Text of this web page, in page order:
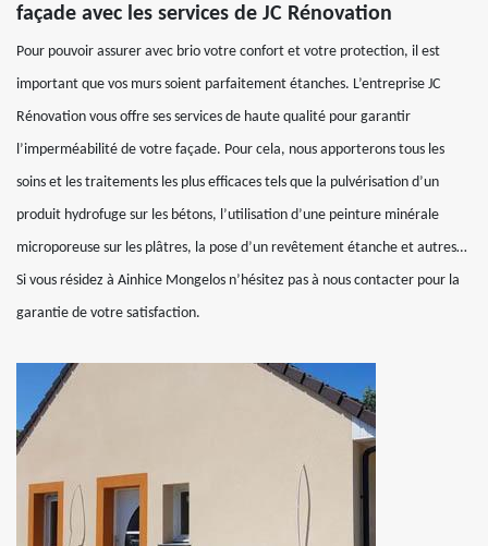
façade avec les services de JC Rénovation
Pour pouvoir assurer avec brio votre confort et votre protection, il est
important que vos murs soient parfaitement étanches. L’entreprise JC
Rénovation vous offre ses services de haute qualité pour garantir
l’imperméabilité de votre façade. Pour cela, nous apporterons tous les
soins et les traitements les plus efficaces tels que la pulvérisation d’un
produit hydrofuge sur les bétons, l’utilisation d’une peinture minérale
microporeuse sur les plâtres, la pose d’un revêtement étanche et autres…
Si vous résidez à Ainhice Mongelos n’hésitez pas à nous contacter pour la
garantie de votre satisfaction.